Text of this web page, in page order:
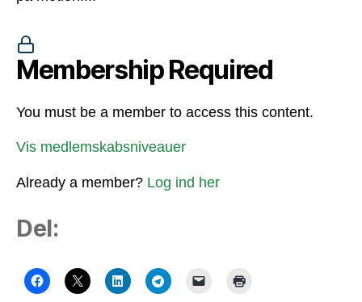
Membership Required
You must be a member to access this content.
Vis medlemskabsniveauer
Already a member? Log ind her
Del: